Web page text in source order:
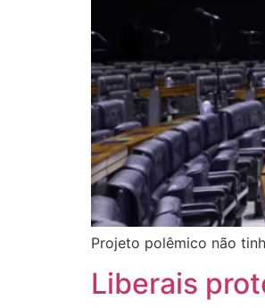
Projeto polêmico não
Liberais